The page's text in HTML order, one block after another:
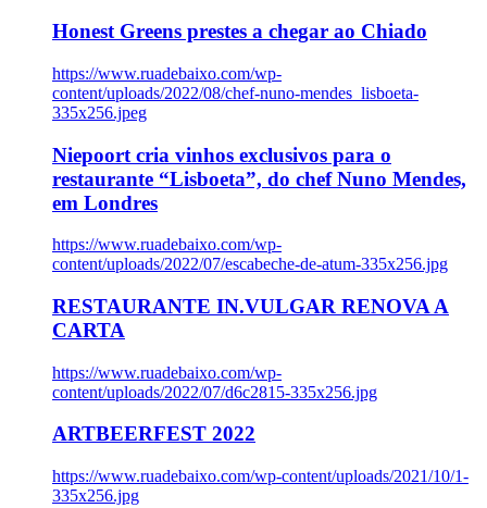
Honest Greens prestes a chegar ao Chiado
https://www.ruadebaixo.com/wp-
content/uploads/2022/08/chef-nuno-mendes_lisboeta-
335x256.jpeg
Niepoort cria vinhos exclusivos para o
restaurante “Lisboeta”, do chef Nuno Mendes,
em Londres
https://www.ruadebaixo.com/wp-
content/uploads/2022/07/escabeche-de-atum-335x256.jpg
RESTAURANTE IN.VULGAR RENOVA A
CARTA
https://www.ruadebaixo.com/wp-
content/uploads/2022/07/d6c2815-335x256.jpg
ARTBEERFEST 2022
https://www.ruadebaixo.com/wp-content/uploads/2021/10/1-
335x256.jpg